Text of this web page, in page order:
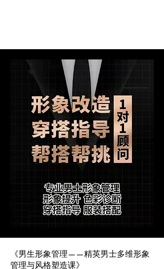
《男生形象管理——精英男士多维形象
管理与风格塑造课》